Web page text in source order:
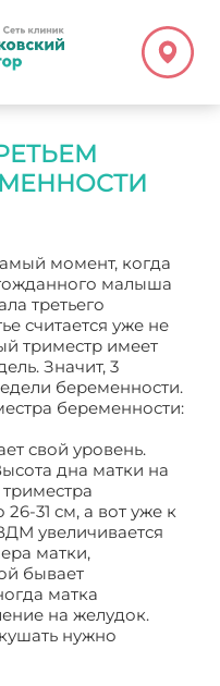
момент, когда
малыша
третьего
считается уже не
триместр имеет
Значит, 3
беременности.
беременности:
свой уровень.
дна матки на
31 см, а вот уже к
увеличивается
матки,
бывает
матка
на желудок.
нужно